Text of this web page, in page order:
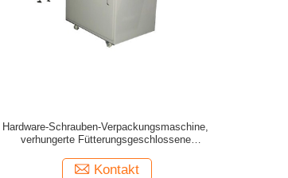
Hardware-Schrauben-Verpackungsmaschine,
verhungerte Fütterungsgeschlossene
Kontakt